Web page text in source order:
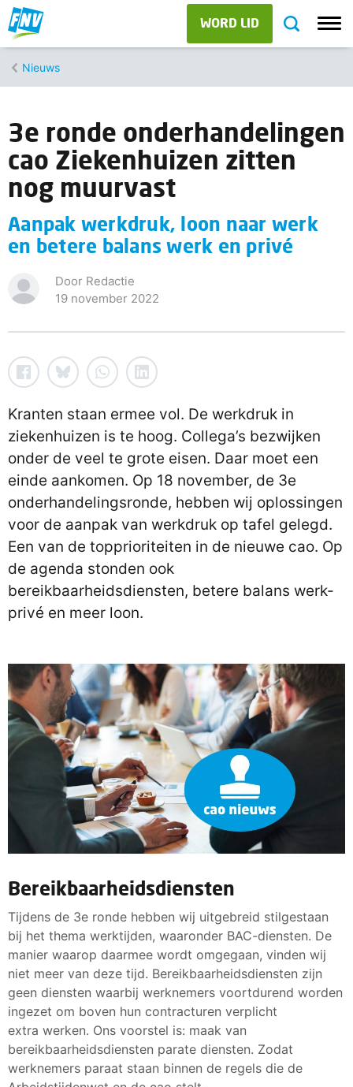
WORD LID
Nieuws
3e ronde onderhandelingen
cao Ziekenhuizen zitten
nog muurvast
Aanpak werkdruk, loon naar werk
en betere balans werk en privé
Door Redactie
19 november 2022
Kranten staan ermee vol. De werkdruk in
ziekenhuizen is te hoog. Collega’s bezwijken
onder de veel te grote eisen. Daar moet een
einde aankomen. Op 18 november, de 3e
onderhandelingsronde, hebben wij oplossingen
voor de aanpak van werkdruk op tafel gelegd.
Een van de topprioriteiten in de nieuwe cao. Op
de agenda stonden ook
bereikbaarheidsdiensten, betere balans werk-
privé en meer loon.
Bereikbaarheidsdiensten
Tijdens de 3e ronde hebben wij uitgebreid stilgestaan
bij het thema werktijden, waaronder BAC-diensten. De
manier waarop daarmee wordt omgegaan, vinden wij
niet meer van deze tijd. Bereikbaarheidsdiensten zijn
geen diensten waarbij werknemers voortdurend worden
ingezet om boven hun contracturen verplicht
extra werken. Ons voorstel is: maak van
bereikbaarheidsdiensten parate diensten. Zodat
werknemers paraat staan binnen de regels die de